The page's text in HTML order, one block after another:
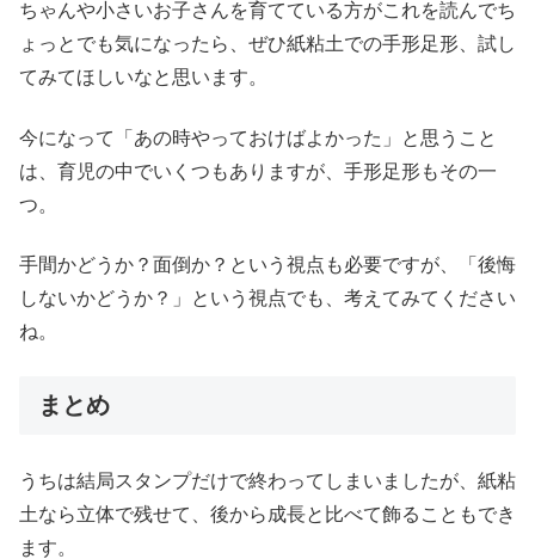
ちゃんや小さいお子さんを育てている方がこれを読んでち
ょっとでも気になったら、ぜひ紙粘土での手形足形、試し
てみてほしいなと思います。
今になって「あの時やっておけばよかった」と思うこと
は、育児の中でいくつもありますが、手形足形もその一
つ。
手間かどうか？面倒か？という視点も必要ですが、「後悔
しないかどうか？」という視点でも、考えてみてください
ね。
まとめ
うちは結局スタンプだけで終わってしまいましたが、紙粘
土なら立体で残せて、後から成長と比べて飾ることもでき
ます。